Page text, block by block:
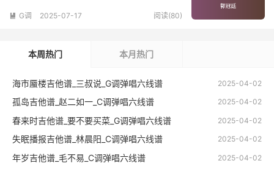
 G调 2025-07-17 阅读(80)
本周热门 本月热门
2025-04-02
海市蜃楼吉他谱_三叔说_G调弹唱六线谱
2025-04-02
孤岛吉他谱_赵二如一_C调弹唱六线谱
2025-04-02
春来时吉他谱_要不要买菜_G调弹唱六线谱
2025-04-02
失眠播报吉他谱_林晨阳_C调弹唱六线谱
2025-04-02
年岁吉他谱_毛不易_C调弹唱六线谱